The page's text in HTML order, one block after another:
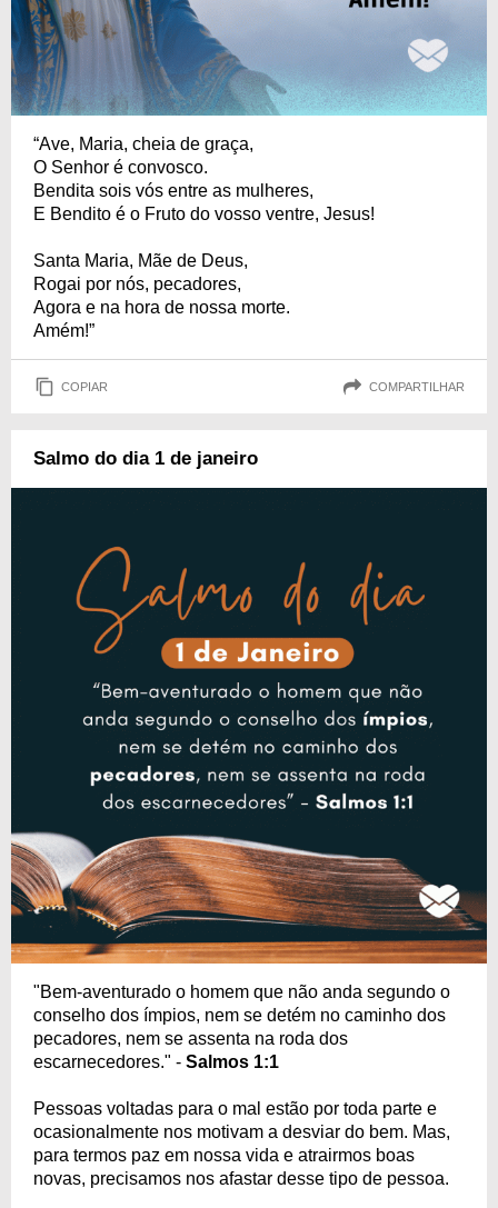
“Ave, Maria, cheia de graça,
O Senhor é convosco.
Bendita sois vós entre as mulheres,
E Bendito é o Fruto do vosso ventre, Jesus!
Santa Maria, Mãe de Deus,
Rogai por nós, pecadores,
Agora e na hora de nossa morte.
Amém!”
COPIAR COMPARTILHAR
Salmo do dia 1 de janeiro
"Bem-aventurado o homem que não anda segundo o
conselho dos ímpios, nem se detém no caminho dos
pecadores, nem se assenta na roda dos
escarnecedores." - Salmos 1:1
Pessoas voltadas para o mal estão por toda parte e
ocasionalmente nos motivam a desviar do bem. Mas,
para termos paz em nossa vida e atrairmos boas
novas, precisamos nos afastar desse tipo de pessoa.